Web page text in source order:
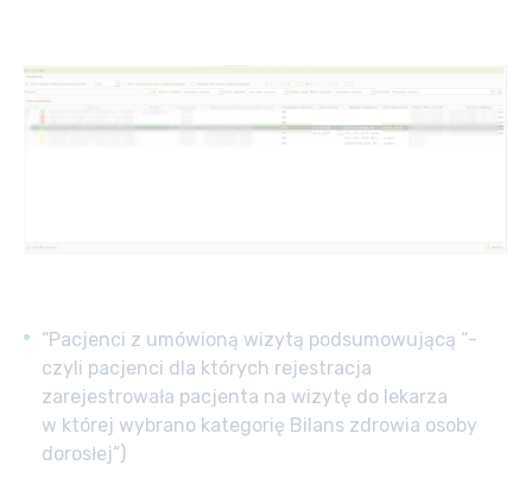
“Pacjenci z umówioną wizytą podsumowującą “-
czyli pacjenci dla których rejestracja
zarejestrowała pacjenta na wizytę do lekarza
w której wybrano kategorię Bilans zdrowia osoby
dorosłej”)